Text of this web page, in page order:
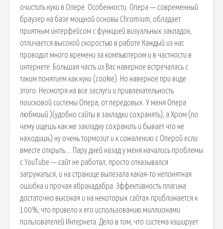
очистить куки в Опере. Особенности. Опера — современный
браузер на базе мощной основы Chromium, обладает
приятным интерфейсом с функцией визуальных закладок,
отличается высокой скоростью в работе Каждый из нас
проводит много времени за компьютером и в частности в
интернете. Большая часть из Вас наверное встречалась с
таким понятием как куки (cookie). Но наверное при виде
этого. Несмотря на все заслуги и привлекательность
поисковой системы Опера, от передовых. У меня Опера
любмиый )(удобно сайты в закладки сохранять), а Хром (по
чему ищешь как же закладку сохранить и бывает что не
находишь) ну очень тормозит и к сожалению с Оперой если
вместе открыть…. Пару дней назад у меня начались проблемы
с YouTube — сайт не работал, просто отказывался
загружаться, и на странице вылезала какая-то непонятная
ошибка и прочая абракадабра. Эффективность плагина
достаточно высокая и на некоторых сайтах приближается к
100%, что привело к его использованию миллионами
пользователей Интернета. Дело в том, что система кэширует